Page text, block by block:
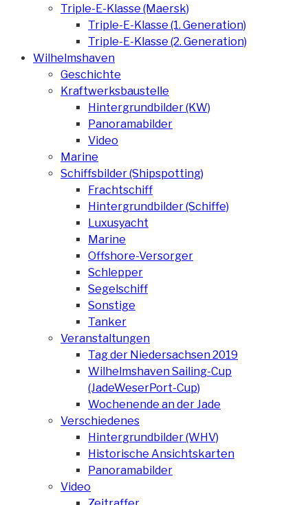
Triple-E-Klasse (Maersk)
Triple-E-Klasse (1. Generation)
Triple-E-Klasse (2. Generation)
Wilhelmshaven
Geschichte
Kraftwerksbaustelle
Hintergrundbilder (KW)
Panoramabilder
Video
Marine
Schiffsbilder (Shipspotting)
Frachtschiff
Hintergrundbilder (Schiffe)
Luxusyacht
Marine
Offshore-Versorger
Schlepper
Segelschiff
Sonstige
Tanker
Veranstaltungen
Tag der Niedersachsen 2019
Wilhelmshaven Sailing-Cup
(JadeWeserPort-Cup)
Wochenende an der Jade
Verschiedenes
Hintergrundbilder (WHV)
Historische Ansichtskarten
Panoramabilder
Video